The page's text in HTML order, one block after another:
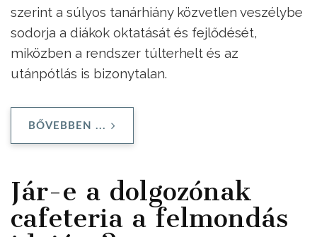
szerint a súlyos tanárhiány közvetlen veszélybe
sodorja a diákok oktatását és fejlődését,
miközben a rendszer túlterhelt és az
utánpótlás is bizonytalan.
BŐVEBBEN ...
Jár-e a dolgozónak
cafeteria a felmondás